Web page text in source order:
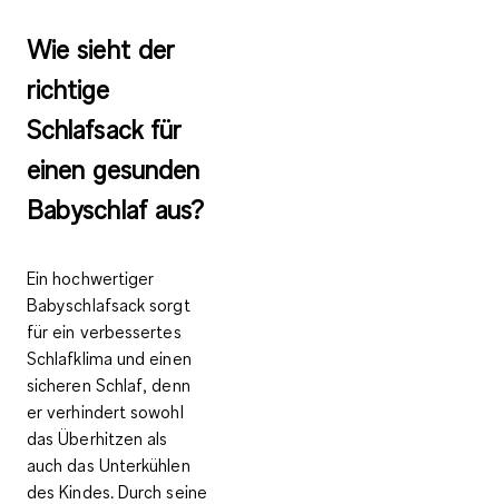
Wie sieht der
richtige
Schlafsack für
einen gesunden
Babyschlaf aus?
Ein hochwertiger
Babyschlafsack sorgt
für ein verbessertes
Schlafklima und einen
sicheren Schlaf, denn
er verhindert sowohl
das Überhitzen als
auch das Unterkühlen
des Kindes. Durch seine